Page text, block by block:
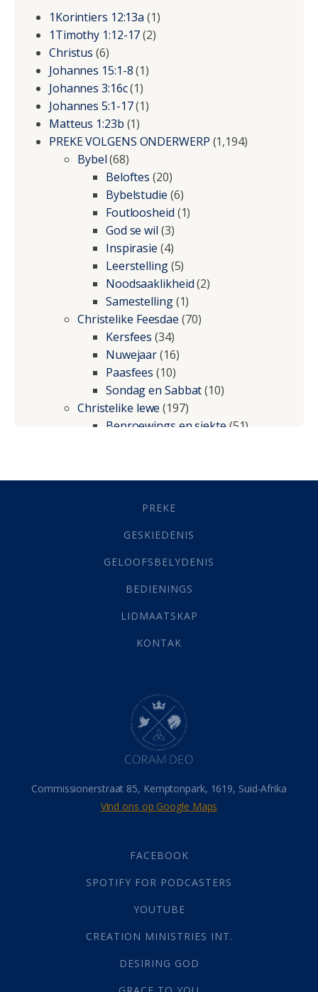
1Korintiers 12:13a (1)
1Timothy 1:12-17(2)
Christus (6)
Johannes 15:1-8(1)
Johannes 3:16c(1)
Johannes 5:1-17(1)
Matteus 1:23b (1)
PREKE VOLGENS ONDERWERP (1,194)
Bybel(68)
Beloftes (20)
Bybelstudie (6)
Foutloosheid (1)
God se wil (3)
Inspirasie (4)
Leerstelling(5)
Noodsaaklikheid(2)
Samestelling(1)
Christelike Feesdae (70)
Kersfees (34)
Nuwejaar(16)
Paasfees (10)
Sondag en Sabbat(10)
Christelike lewe (197)
Beproewings en siekte(51)
Geestelike Groei(10)
(21)
Grys Areas(4)
Lewensdoel(3)
Selfondersoek(1)
Werk(22)
(142)
Hemel (31)
Israel (14)
Millennium(1)
Oordeelsdag(19)
Verheerlikte liggaam
Wederkoms
(27)
Gebed(87)
Die Onse Vader(12)
God(392)
Afgode(23)
Almag(1)
Alomteenwoordig
PREKE
GESKIEDENIS
GELOOFSBELYDENIS
BEDIENINGS
LIDMAATSKAP
KONTAK
Commissionerstraat 85, Kemptonpark, 1619, Suid-Afrika
Vind ons op Google Maps
FACEBOOK
SPOTIFY FOR PODCASTERS
YOUTUBE
CREATION MINISTRIES INT.
DESIRING GOD